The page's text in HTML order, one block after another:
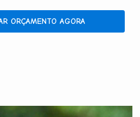
ORÇAMENTO AGORA